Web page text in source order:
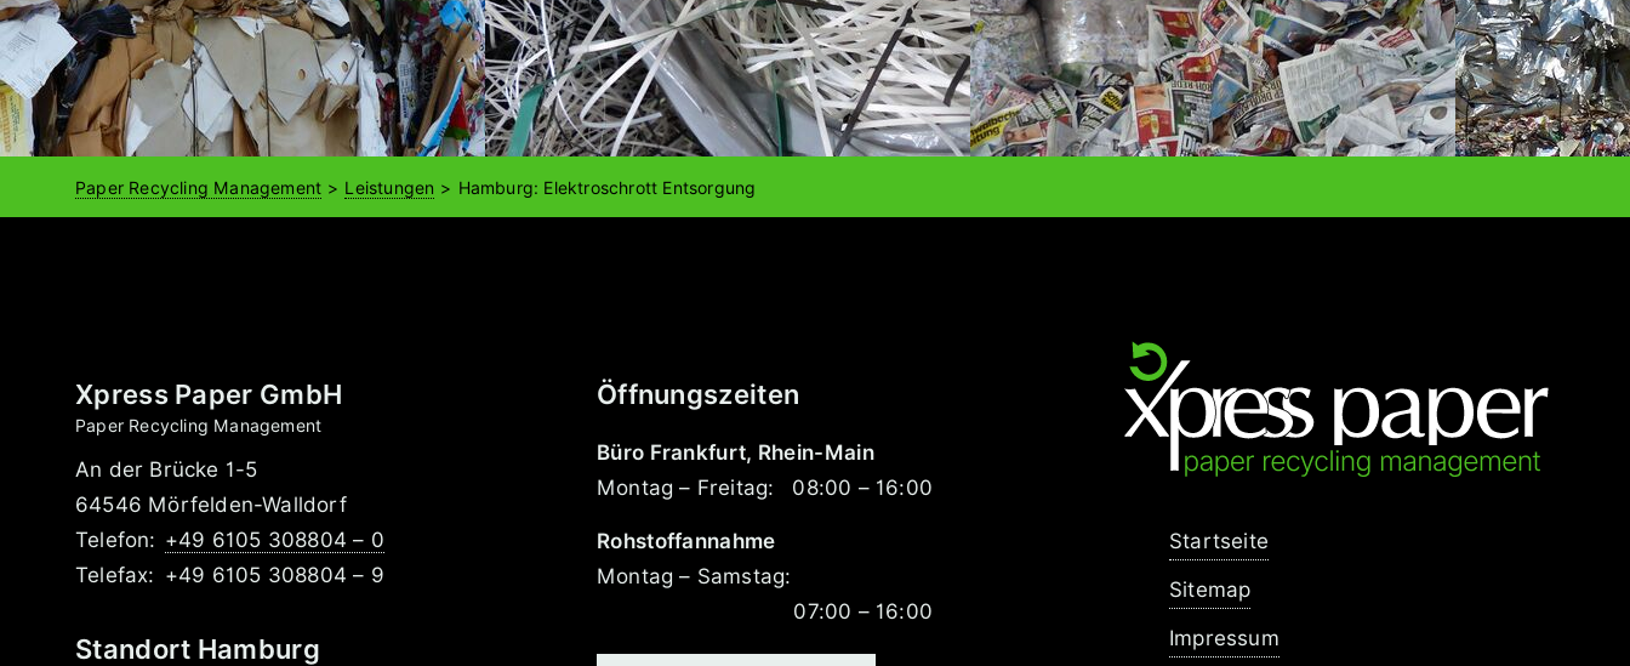
Paper Recycling Management Leistungen Hamburg: Elektroschrott Entsorgung
Xpress Paper GmbH
Paper Recycling Management
An der Brücke 1-5
64546 Mörfelden-Walldorf
Telefon: +49 6105 308804 – 0
Telefax: +49 6105 308804 – 9
Standort Hamburg
Öffnungszeiten
Büro Frankfurt, Rhein-Main
Montag – Freitag:
08:00 – 16:00
Rohstoffannahme
Montag – Samstag:
07:00 – 16:00
Navigation
überspringen
Startseite
Sitemap
Impressum